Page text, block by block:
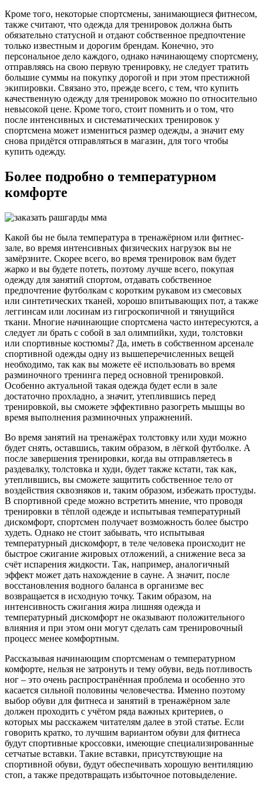
Кроме того, некоторые спортсмены, занимающиеся фитнесом,
также считают, что одежда для тренировок должна быть
обязательно статусной и отдают собственное предпочтение
только известным и дорогим брендам. Конечно, это
персональное дело каждого, однако начинающему спортсмену,
отправляясь на свою первую тренировку, не следует тратить
большие суммы на покупку дорогой и при этом престижной
экипировки. Связано это, прежде всего, с тем, что купить
качественную одежду для тренировок можно по относительно
невысокой цене. Кроме того, стоит помнить и о том, что
после интенсивных и систематических тренировок у
спортсмена может измениться размер одежды, а значит ему
снова придётся отправляться в магазин, для того чтобы
купить одежду.
Более подробно о температурном
комфорте
Какой бы не была температура в тренажёрном или фитнес-
зале, во время интенсивных физических нагрузок вы не
замёрзните. Скорее всего, во время тренировок вам будет
жарко и вы будете потеть, поэтому лучше всего, покупая
одежду для занятий спортом, отдавать собственное
предпочтение футболкам с коротким рукавом из смесовых
или синтетических тканей, хорошо впитывающих пот, а также
леггинсам или лосинам из гигроскопичной и тянущийся
ткани. Многие начинающие спортсмена часто интересуются, а
следует ли брать с собой в зал олимпийки, худи, толстовки
или спортивные костюмы? Да, иметь в собственном арсенале
спортивной одежды одну из вышеперечисленных вещей
необходимо, так как вы можете её использовать во время
разминочного тренинга перед основной тренировкой.
Особенно актуальной такая одежда будет если в зале
достаточно прохладно, а значит, утеплившись перед
тренировкой, вы сможете эффективно разогреть мышцы во
время выполнения разминочных упражнений.
Во время занятий на тренажёрах толстовку или худи можно
будет снять, оставшись, таким образом, в лёгкой футболке. А
после завершения тренировки, когда вы отправляетесь в
раздевалку, толстовка и худи, будет также кстати, так как,
утеплившись, вы сможете защитить собственное тело от
воздействия сквозняков и, таким образом, избежать простуды.
В спортивной среде можно встретить мнение, что проводя
тренировки в тёплой одежде и испытывая температурный
дискомфорт, спортсмен получает возможность более быстро
худеть. Однако не стоит забывать, что испытывая
температурный дискомфорт, в теле человека происходит не
быстрое сжигание жировых отложений, а снижение веса за
счёт испарения жидкости. Так, например, аналогичный
эффект может дать нахождение в сауне. А значит, после
восстановления водного баланса в организме вес
возвращается в исходную точку. Таким образом, на
интенсивность сжигания жира лишняя одежда и
температурный дискомфорт не оказывают положительного
влияния и при этом они могут сделать сам тренировочный
процесс менее комфортным.
Рассказывая начинающим спортсменам о температурном
комфорте, нельзя не затронуть и тему обуви, ведь потливость
ног – это очень распространённая проблема и особенно это
касается сильной половины человечества. Именно поэтому
выбор обуви для фитнеса и занятий в тренажёрном зале
должен проходить с учётом ряда важных критериев, о
которых мы расскажем читателям далее в этой статье. Если
говорить кратко, то лучшим вариантом обуви для фитнеса
будут спортивные кроссовки, имеющие специализированные
сетчатые вставки. Такие вставки, присутствующие на
спортивной обуви, будут обеспечивать хорошую вентиляцию
стоп, а также предотвращать избыточное потовыделение.